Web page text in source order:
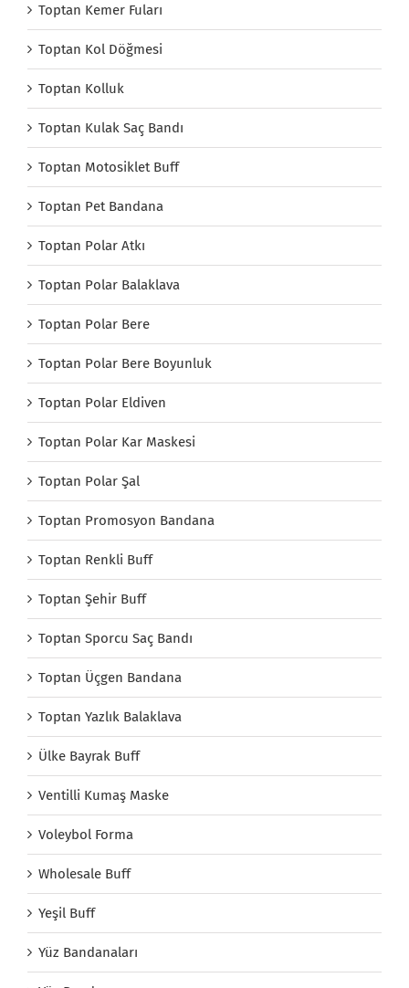
Toptan Kemer Fuları
Toptan Kol Döğmesi
Toptan Kolluk
Toptan Kulak Saç Bandı
Toptan Motosiklet Buff
Toptan Pet Bandana
Toptan Polar Atkı
Toptan Polar Balaklava
Toptan Polar Bere
Toptan Polar Bere Boyunluk
Toptan Polar Eldiven
Toptan Polar Kar Maskesi
Toptan Polar Şal
Toptan Promosyon Bandana
Toptan Renkli Buff
Toptan Şehir Buff
Toptan Sporcu Saç Bandı
Toptan Üçgen Bandana
Toptan Yazlık Balaklava
Ülke Bayrak Buff
Ventilli Kumaş Maske
Voleybol Forma
Wholesale Buff
Yeşil Buff
Yüz Bandanaları